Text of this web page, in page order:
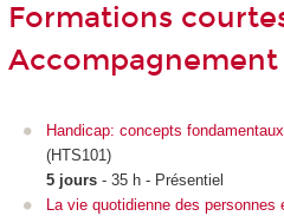
Formations
Handicap: concepts
(HTS101)
5 jours - 35 h - Présentiel
La vie quotidienne des personnes